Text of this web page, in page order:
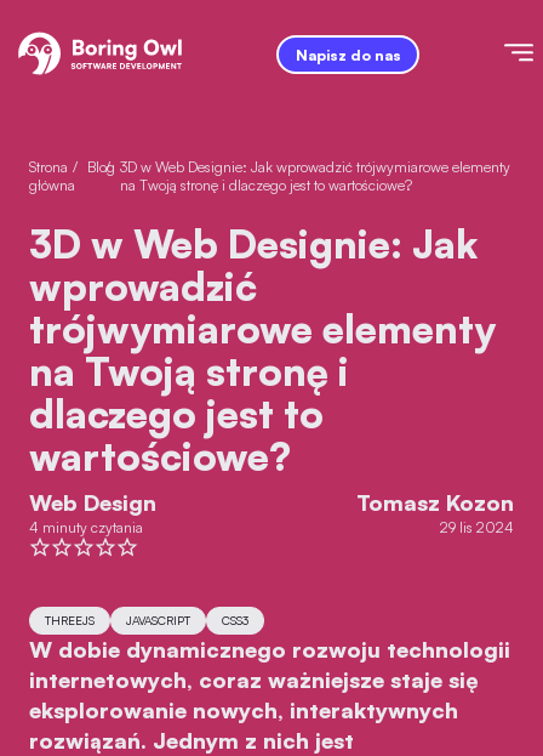
Napisz do nas
Strona
główna
/ Blog
/ 3D w Web Designie: Jak wprowadzić trójwymiarowe elementy
na Twoją stronę i dlaczego jest to wartościowe?
3D w Web Designie: Jak
wprowadzić
trójwymiarowe elementy
na Twoją stronę i
dlaczego jest to
wartościowe?
Web Design
4 minuty czytania
Tomasz Kozon
29 lis 2024
THREEJS JAVASCRIPT CSS3
W dobie dynamicznego rozwoju technologii
internetowych, coraz ważniejsze staje się
eksplorowanie nowych, interaktywnych
rozwiązań. Jednym z nich jest